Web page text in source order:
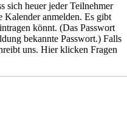
sich heuer jeder Teilnehmer
anmelden. Es gibt
könnt. (Das Passwort
bekannte Passwort.) Falls
uns. Hier klicken Fragen